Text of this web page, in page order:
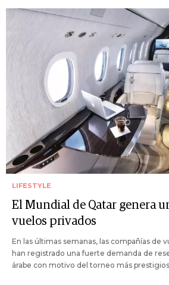
LIFESTYLE
El Mundial de Qatar genera
vuelos privados
En las últimas semanas, las compañías de
han registrado una fuerte demanda de
árabe con motivo del torneo más